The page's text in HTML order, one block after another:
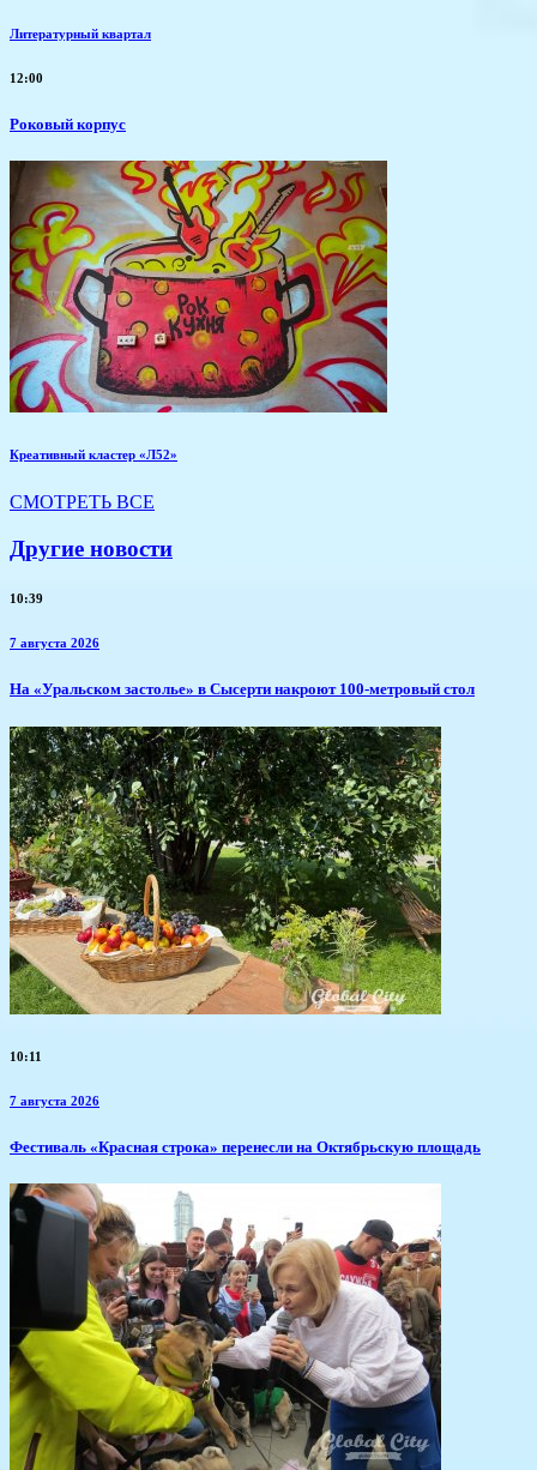
Литературный квартал
12:00
Роковый корпус
Креативный кластер «Л52»
СМОТРЕТЬ ВСЕ
Другие новости
10:39
7 августа 2026
​На «Уральском застолье» в Сысерти накроют 100-метровый стол
10:11
7 августа 2026
Фестиваль «Красная строка» перенесли на Октябрьскую площадь